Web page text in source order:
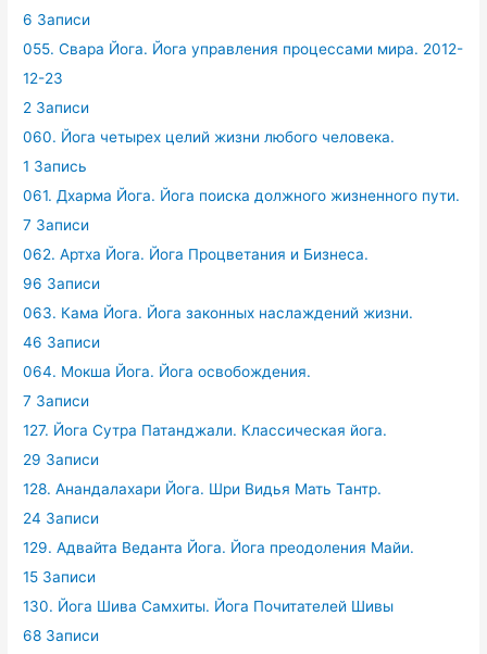
6 Записи
055. Свара Йога. Йога управления процессами мира. 2012-
12-23
2 Записи
060. Йога четырех целий жизни любого человека.
1 Запись
061. Дхарма Йога. Йога поиска должного жизненного пути.
7 Записи
062. Артха Йога. Йога Процветания и Бизнеса.
96 Записи
063. Кама Йога. Йога законных наслаждений жизни.
46 Записи
064. Мокша Йога. Йога освобождения.
7 Записи
127. Йога Сутра Патанджали. Классическая йога.
29 Записи
128. Анандалахари Йога. Шри Видья Мать Тантр.
24 Записи
129. Адвайта Веданта Йога. Йога преодоления Майи.
15 Записи
130. Йога Шива Самхиты. Йога Почитателей Шивы
68 Записи